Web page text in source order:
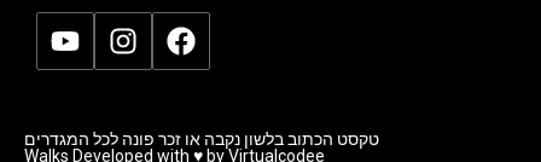
טקסט הכתוב בלשון נקבה או זכר פונה לכל המגדרים
Walks Developed with ♥ by Virtualcodee